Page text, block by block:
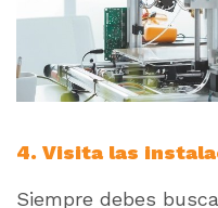
4. Visita las
Siempre debes